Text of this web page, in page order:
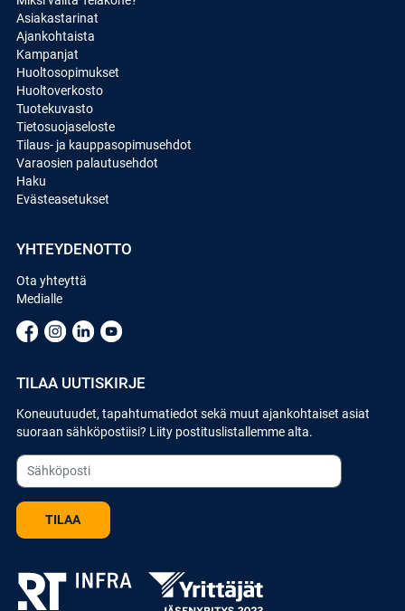
Asiakastarinat
Ajankohtaista
Kampanjat
Huoltosopimukset
Huoltoverkosto
Tuotekuvasto
Tietosuojaseloste
Tilaus- ja kauppasopimusehdot
Varaosien palautusehdot
Haku
Evästeasetukset
YHTEYDENOTTO
Ota yhteyttä
Medialle
TILAA UUTISKIRJE
Koneuutuudet, tapahtumatiedot sekä muut ajankohtaiset asiat
suoraan sähköpostiisi? Liity postituslistallemme alta.